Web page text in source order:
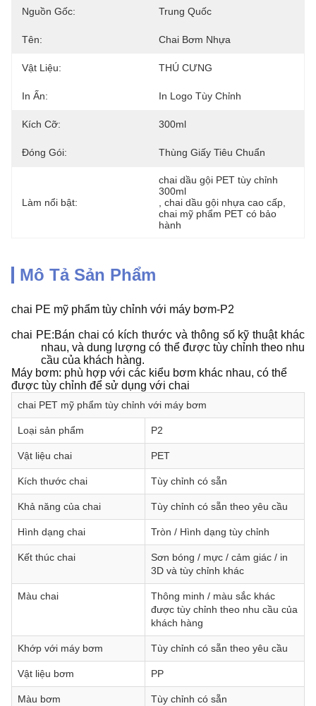
Nguồn Gốc: Trung Quốc
Tên: Chai Bơm Nhựa
Vật Liệu: THÚ CƯNG
In Ấn: In Logo Tùy Chỉnh
Kích Cỡ: 300ml
Đóng Gói: Thùng Giấy Tiêu Chuẩn
Làm nổi bật:
chai dầu gội PET tùy chỉnh
300ml
chai dầu gội nhựa cao cấp
chai mỹ phẩm PET có bảo
hành
Mô Tả Sản Phẩm
chai PE mỹ phẩm tùy chỉnh với máy bơm-P2
chai PE:Bán chai có kích thước và thông số kỹ thuật khác
nhau, và dung lượng có thể được tùy chỉnh theo nhu
cầu của khách hàng.
Máy bơm: phù hợp với các kiểu bơm khác nhau, có thể
được tùy chỉnh để sử dụng với chai
chai PET mỹ phẩm tùy chỉnh với máy bơm
Loại sản phẩm P2
Vật liệu chai PET
Kích thước chai Tùy chỉnh có sẵn
Khả năng của chai Tùy chỉnh có sẵn theo yêu cầu
Hình dạng chai Tròn / Hình dạng tùy chỉnh
Kết thúc chai
Sơn bóng / mực / cảm giác / in
3D và tùy chỉnh khác
Màu chai
Thông minh / màu sắc khác
được tùy chỉnh theo nhu cầu của
khách hàng
Khớp với máy bơm Tùy chỉnh có sẵn theo yêu cầu
Vật liệu bơm PP
Màu bơm Tùy chỉnh có sẵn